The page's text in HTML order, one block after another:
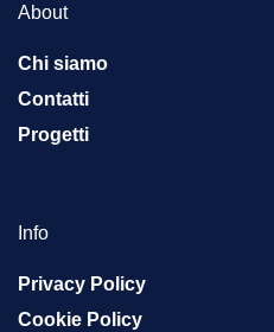
About
Chi siamo
Contatti
Progetti
Info
Privacy Policy
Cookie Policy